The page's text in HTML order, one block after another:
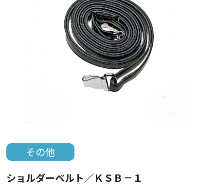
その他
ショルダーベルト／ＫＳＢ－１